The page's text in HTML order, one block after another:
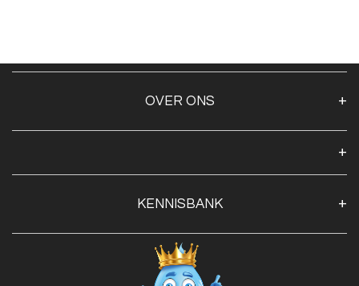
OVER ONS
Openingstijden
Contact
Privacy Policy
KENNISBANK
Blog
Advies